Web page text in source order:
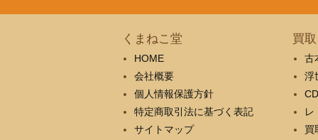
くまねこ堂
HOME
会社概要
個人情報保護方針
特定商取引法に基づく表記
サイトマップ
買
古
浮
レ
買